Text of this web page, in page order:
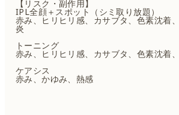
【リスク・副作用】
IPL全顔＋スポット（シミ取り放題）
赤み、ヒリヒリ感、カサブタ、色素沈着
炎
トーニング
赤み、ヒリヒリ感、カサブタ、色素沈着
ケアシス
赤み、かゆみ、熱感